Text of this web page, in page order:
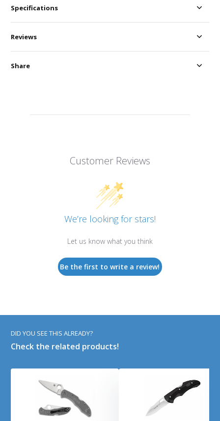
Specifications
Customer Reviews
We’re looking for stars!
Let us know what you think
Be the first to write a review!
Reviews
Share
DID YOU SEE THIS ALREADY?
Check the related products!